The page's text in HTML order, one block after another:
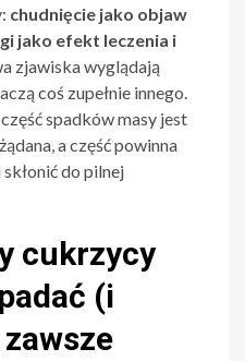
chudnięcie jako objaw
jako efekt leczenia i
zjawiska wyglądają
coś zupełnie innego.
spadków masy jest
a część powinna
do pilnej
cukrzycy
(i